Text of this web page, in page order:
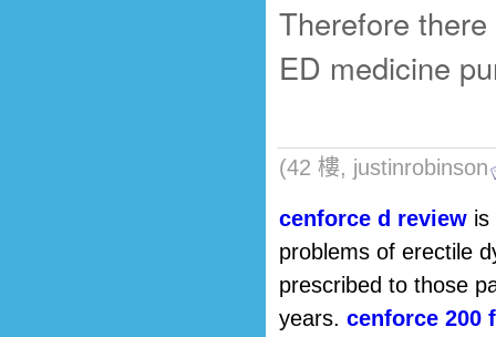
Therefore
ED medicine
(42 樓, justinrobinson
cenforce d review is
problems of erectile
prescribed to those
years. cenforce 200